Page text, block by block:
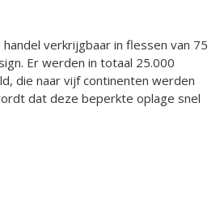
verkrijgbaar in flessen van 75
Er werden in totaal 25.000
die naar vijf continenten werden
dat deze beperkte oplage snel